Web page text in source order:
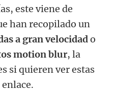
este viene de
han recopilado un
a gran velocidado
motion blur, la
si quieren ver estas